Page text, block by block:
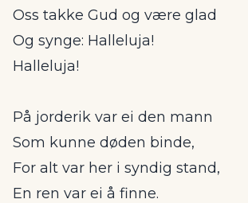
Oss takke Gud og være glad
Og synge: Halleluja!
Halleluja!
På jorderik var ei den mann
Som kunne døden binde,
For alt var her i syndig stand,
En ren var ei å finne.